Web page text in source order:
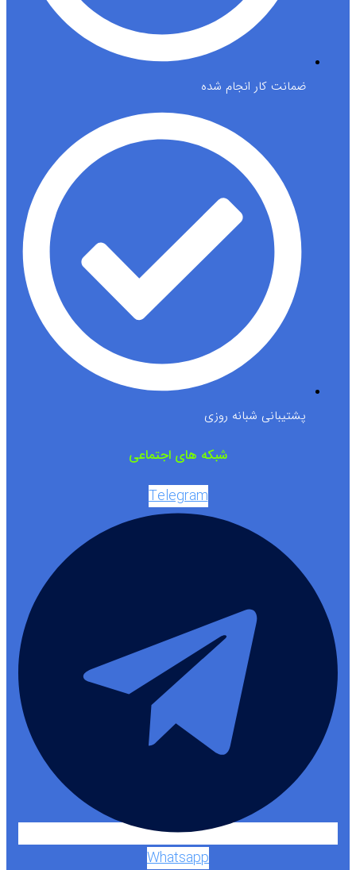
ضمانت کار انجام شده
پشتیبانی شبانه روزی
شبکه های اجتماعی
Telegram
Whatsapp